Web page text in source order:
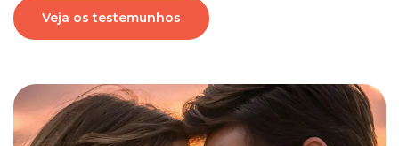
Veja os testemunhos